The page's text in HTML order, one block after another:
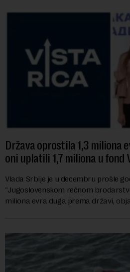
Država oprostila 1,3 miliona
oni uplatili 1,7 miliona u fond
Vlada Srbije je u decembru prošle
"Jugoslovenskom rečnom
miliona evra duga prema državi,